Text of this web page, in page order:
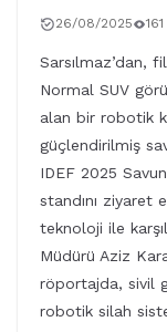
26/08/2025
Sarsılmaz’dan,
Normal SUV
alan bir robotik
güçlendirilmiş
IDEF 2025
standını ziyaret
teknoloji ile
Müdürü Aziz
röportajda, sivil
robotik silah